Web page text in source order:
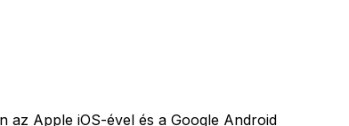
az Apple iOS-ével és a Google Android